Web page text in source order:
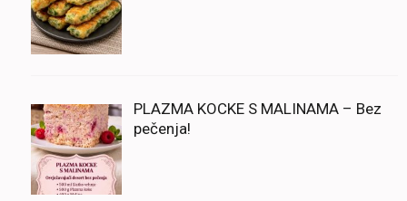
PLAZMA KOCKE S MALINAMA – Bez
pečenja!